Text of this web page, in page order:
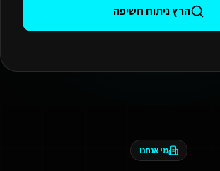
הרץ ניתוח חשיפה
מי אנחנו